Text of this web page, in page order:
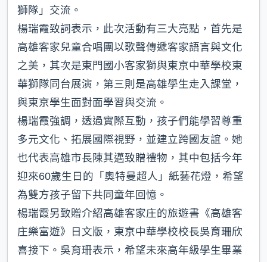
獅隊」交流。
楊瑞霞致詞表示，此次活動有三大亮點，首先是
高雄客家兒童合唱團以歌聲傳遞客家語言與文化
之美，其次是東門國小客家獅與東京中華學校東
華獅隊同台展演，第三則是高雄學生走入課堂，
與東京學生面對面學習與交流。
楊瑞霞強調，透過實際互動，孩子們能學習尊重
多元文化、拓展國際視野，並建立跨國友誼。她
也代表高雄市長陳其邁致贈禮物，其中包括今年
迎來60歲生日的「奧特曼超人」紙藝花燈，希望
為雙方孩子留下共同童年回憶。
楊瑞霞另致贈介紹高雄客家庄的旅遊書《高雄客
庄樂富遊》日文版，東京中華學校校長吳育珊欣
喜接下。吳育珊表示，希望未來高年級學生畢業